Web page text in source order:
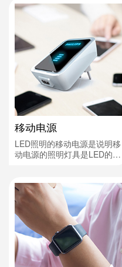
移动电源
LED照明的移动电源是说明移
动电源的照明灯具是LED的，
灯照明的移动电源可以是太阳
能的也可以不是，太阳能移动
电源的照明灯具可以是LED的
也可以是其他形式的。带照明
功能的移动电源，内置节能超
强LED照明灯，非常省电。如
果单纯用于LED照明上，根据
内置电池容量大小可以使...